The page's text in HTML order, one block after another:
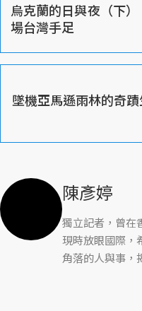
烏克蘭的日與夜（下
場台灣手足
墜機亞馬遜雨林的奇
陳彥婷
獨立記者，曾在
現時放眼國際，
角落的人與事，